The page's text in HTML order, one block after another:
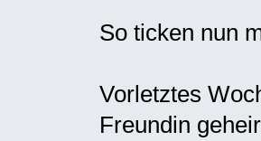
So ticken nun
Vorletztes
Freundin